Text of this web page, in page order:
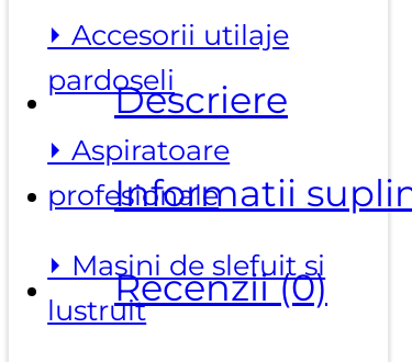
⏵ Accesorii utilaje
pardoseli
⏵ Aspiratoare
profesionale
⏵ Masini de slefuit si
lustruit
Descriere
Informatii
Recenzii (0)